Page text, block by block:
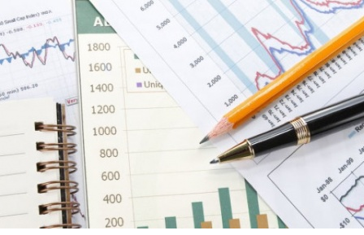
Перейти к основному содержанию